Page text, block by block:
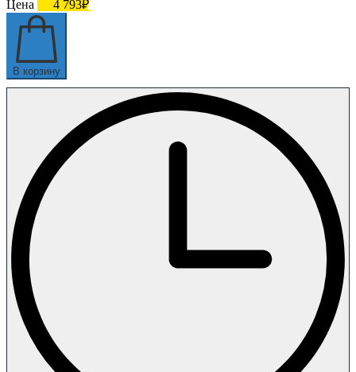
Цена 4 793₽
В корзину